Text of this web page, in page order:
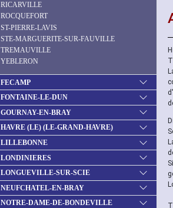
RICARVILLE
ROCQUEFORT
ST-PIERRE-LAVIS
STE-MARGUERITE-SUR-FAUVILLE
TREMAUVILLE
YEBLERON
FECAMP
FONTAINE-LE-DUN
GOURNAY-EN-BRAY
HAVRE (LE) (LE-GRAND-HAVRE)
LILLEBONNE
LONDINIERES
LONGUEVILLE-SUR-SCIE
NEUFCHATEL-EN-BRAY
NOTRE-DAME-DE-BONDEVILLE